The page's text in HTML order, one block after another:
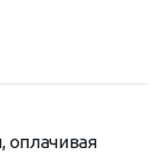
оплачивая